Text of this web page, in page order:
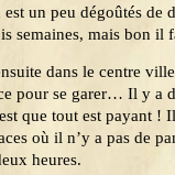
un peu dégoûtés de
semaines, mais bon il
dans le centre
pour se garer… Il y a
que tout est payant !
où il n’y a pas de
heures.